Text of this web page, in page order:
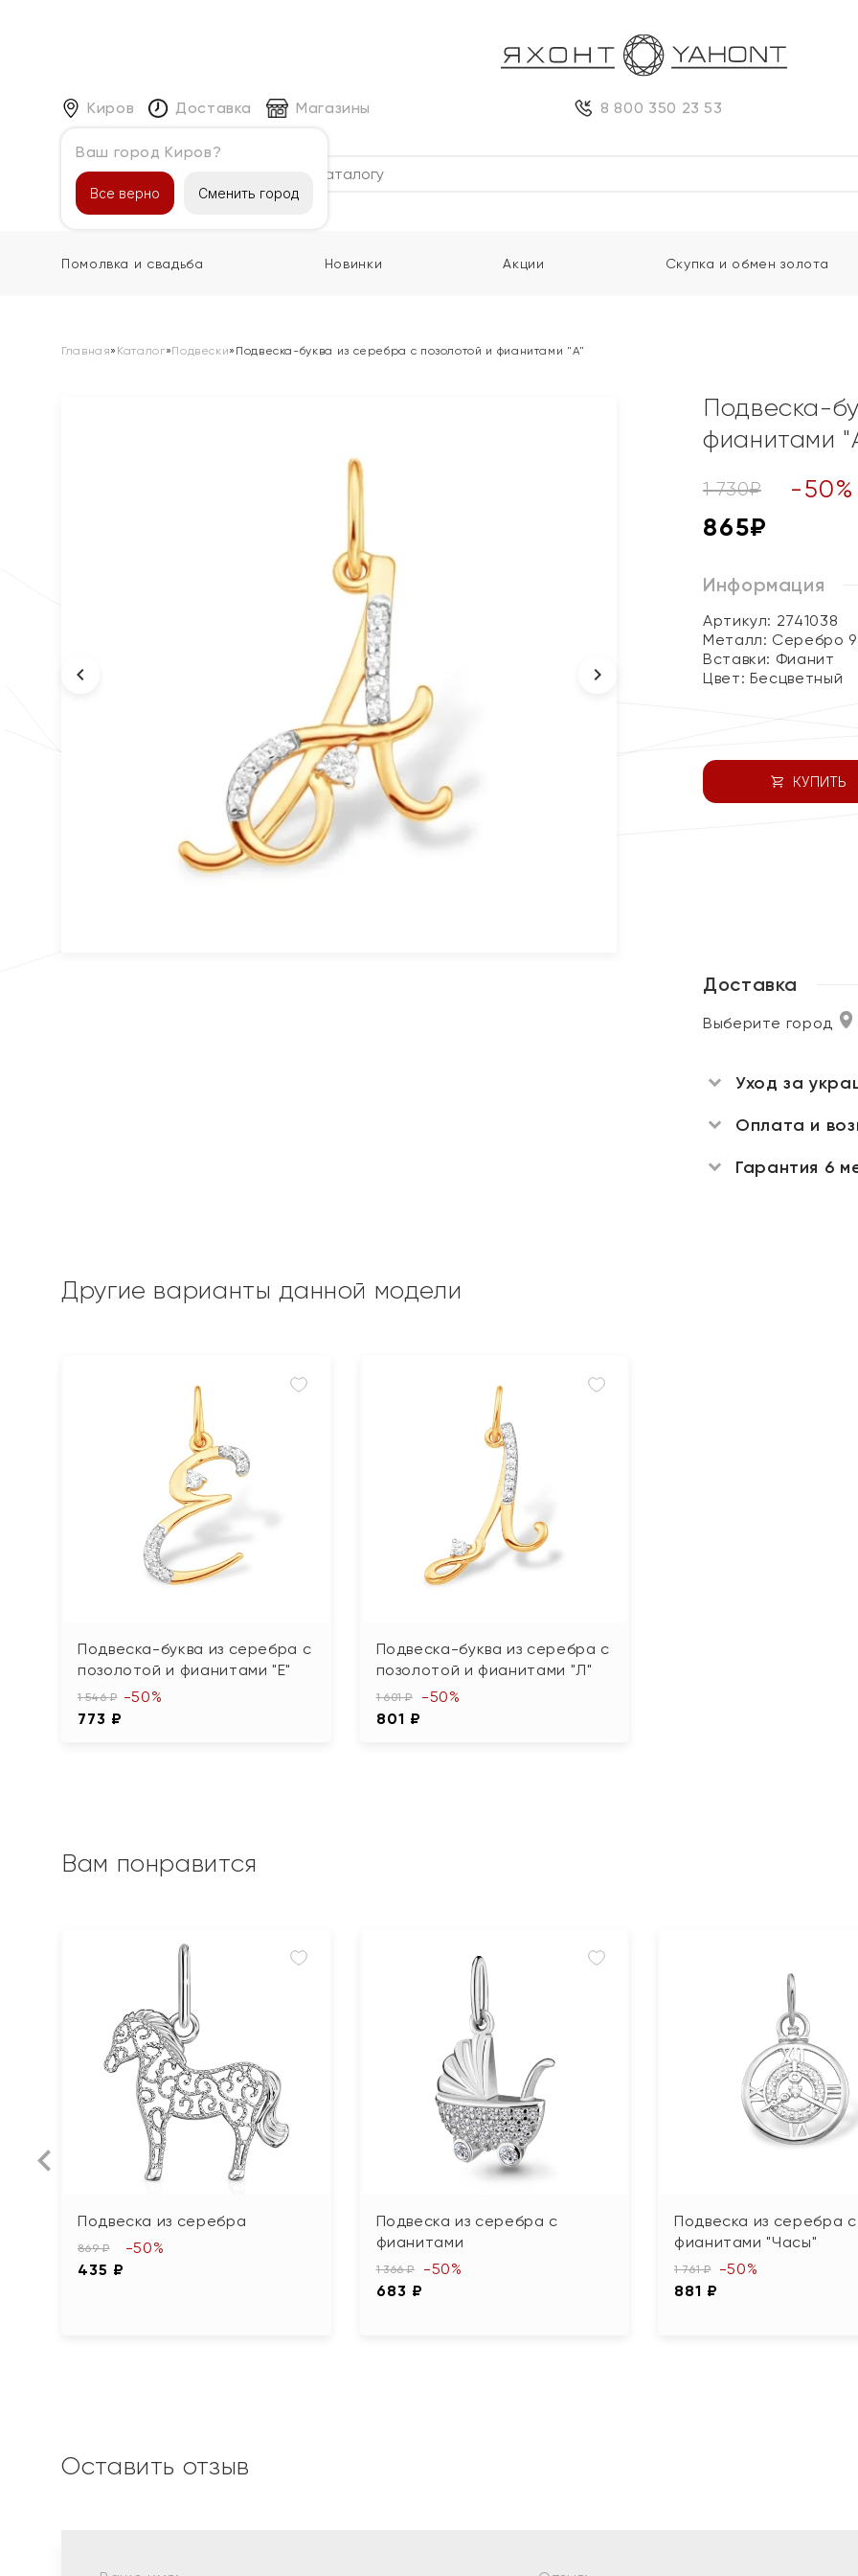
Киров
Ваш город Киров?
Все верно Сменить город
Доставка Магазины 8 800 350 23 53
Каталог
Помолвка и свадьба Новинки Акции Скупка и обмен золота
Главная» Каталог»Подвески» Подвеска-буква из серебра с позолотой и фианитами "А"
Подвеска-
фианитами
1 730₽ -50%
865₽
Информация
Артикул: 2741038
Металл: Серебро
Вставки: Фианит
Цвет: Бесцветный
КУПИТЬ
Доставка
Выберите город
Уход за
Оплата и
Гарантия 6
Другие варианты данной модели
Подвеска-буква из серебра с
позолотой и фианитами "Е"
1 546 ₽
773 ₽
-50%
Подвеска-буква из серебра с
позолотой и фианитами "Л"
1 601 ₽
801 ₽
-50%
Вам понравится
Подвеска из серебра
869 ₽
435 ₽
-50%
Подвеска из серебра с
фианитами
1 366 ₽
683 ₽
-50%
Подвеска из серебра с
фианитами "Часы"
1 761 ₽
881 ₽
-50%
Оставить отзыв